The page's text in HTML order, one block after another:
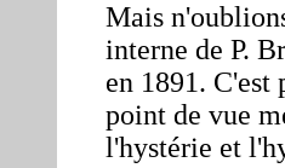
Mais
interne de P.
en 1891.
point de vue
l'hystérie et